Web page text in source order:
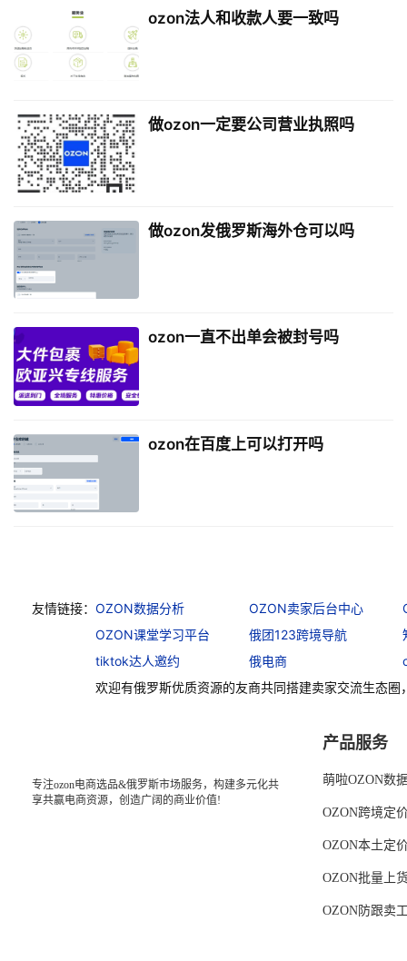
ozon法人和收款人要一致吗
做ozon一定要公司营业执照吗
做ozon发俄罗斯海外仓可以吗
ozon一直不出单会被封号吗
ozon在百度上可以打开吗
友情链接： OZON数据分析 OZON卖家后台中心
OZON课堂学习平台
俄团123跨境导航
tiktok达人邀约
俄电商
欢迎有俄罗斯优质资源的友商共同搭建卖家交流生态圈
专注ozon电商选品&俄罗斯市场服务，构建多元化共
享共赢电商资源，创造广阔的商业价值!
产品服务
萌啦OZON数
OZON跨境定
OZON本土定
OZON批量上
OZON防跟卖